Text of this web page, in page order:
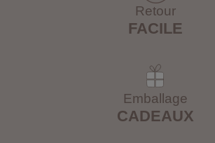
Retour
FACILE
Emballage
CADEAUX